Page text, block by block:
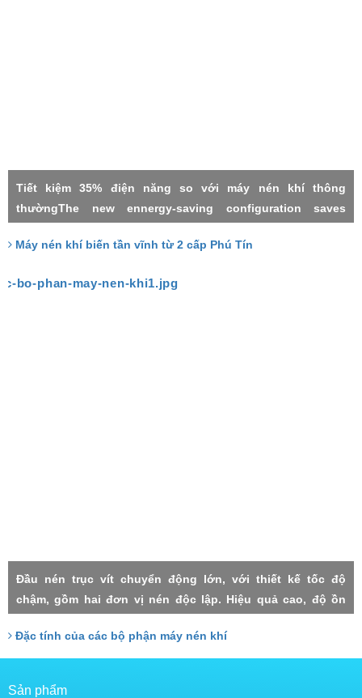
Tiết kiệm 35% điện năng so với máy nén khí thông
thườngThe new ennergy-saving configuration saves
frequency machineMáy nén khí 2 cấpMáy nén khí biến tần
Máy nén khí biến tần vĩnh từ 2 cấp Phú Tín
Đầu nén trục vít chuyển động lớn, với thiết kế tốc độ
chậm, gồm hai đơn vị nén độc lập. Hiệu quả cao, độ ồn
thấp, thất thoát nhỏ, Hai cấp trục vít đảm nhận với công
xuất tương đồng, do đó chịu lực nhỏ, tuổi thọ cao.
Đặc tính của các bộ phận máy nén khí
Sản phẩm